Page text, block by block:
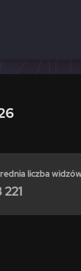
liczba
221